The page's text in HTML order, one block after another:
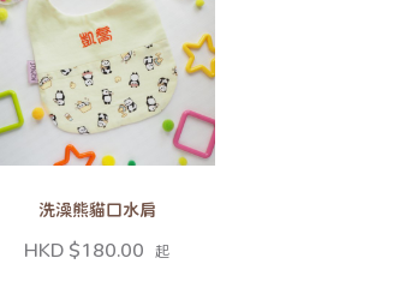
洗澡熊貓口水肩
HKD $180.00 起